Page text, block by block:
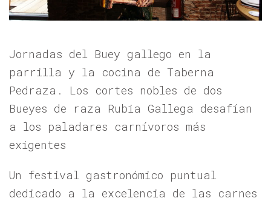
Jornadas del Buey gallego en la
parrilla y la cocina de Taberna
Pedraza. Los cortes nobles de dos
Bueyes de raza Rubia Gallega desafían
a los paladares carnívoros más
exigentes
Un festival gastronómico puntual
dedicado a la excelencia de las carnes